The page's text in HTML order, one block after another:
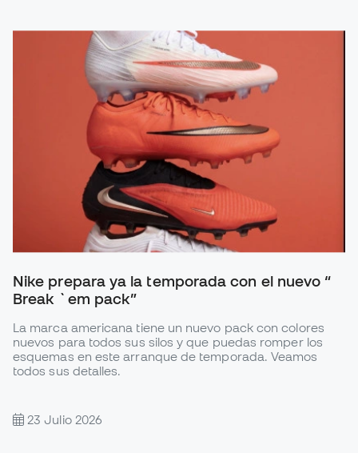
Nike prepara ya la temporada con el nuevo “
Break `em pack”
La marca americana tiene un nuevo pack con colores
nuevos para todos sus silos y que puedas romper los
esquemas en este arranque de temporada. Veamos
todos sus detalles.
23 Julio 2026